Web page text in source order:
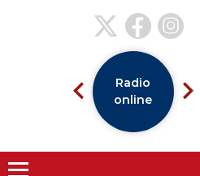
Radio
online